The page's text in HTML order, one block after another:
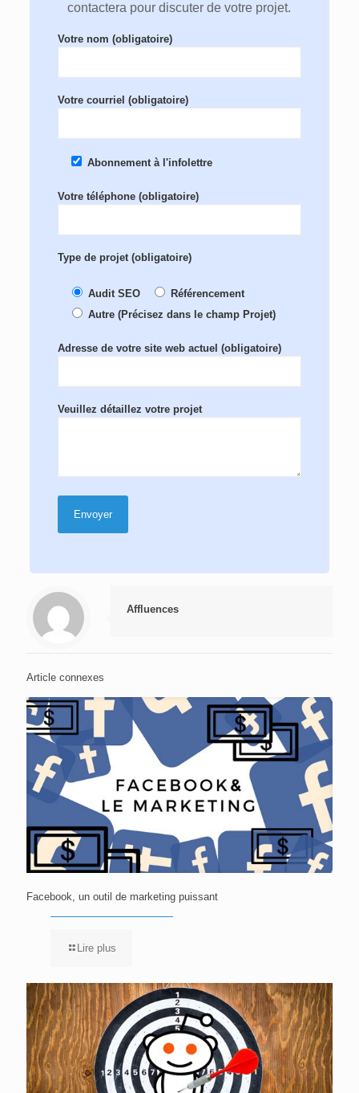
contactera pour discuter de votre projet.
Votre nom (obligatoire)
Votre courriel (obligatoire)
Abonnement à l'infolettre
Votre téléphone (obligatoire)
Type de projet (obligatoire)
Audit SEO
Référencement
Autre (Précisez dans le champ Projet)
Adresse de votre site web actuel (obligatoire)
Veuillez détaillez votre projet
Affluences
Article connexes
Facebook, un outil de marketing puissant
Lire plus